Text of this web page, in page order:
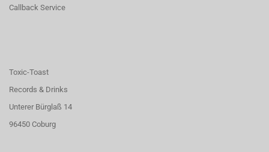
Callback Service
Toxic-Toast
Records & Drinks
Unterer Bürglaß 14
96450 Coburg